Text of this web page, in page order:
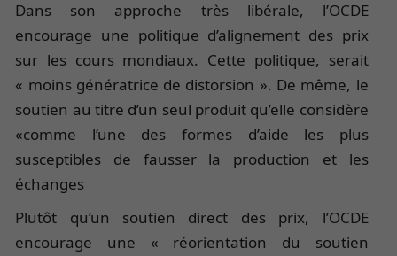
Dans son approche très libérale, l’OCDE
encourage une politique d’alignement des prix
sur les cours mondiaux. Cette politique, serait
« moins génératrice de distorsion ». De même, le
soutien au titre d’un seul produit qu’elle considère
«comme l’une des formes d’aide les plus
susceptibles de fausser la production et les
échanges
Plutôt qu’un soutien direct des prix, l’OCDE
encourage une « réorientation du soutien